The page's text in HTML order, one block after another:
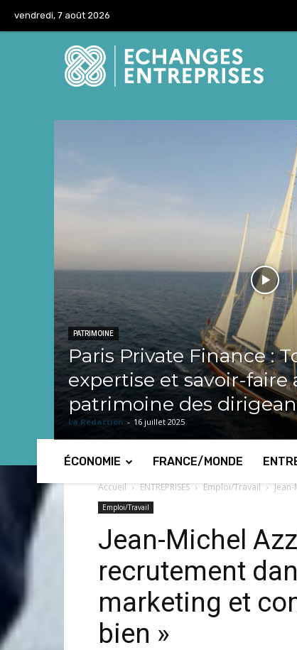
vendredi, 7 août 2026
PATRIMOINE
Paris Private Finance :
expertise et savoir-faire
patrimoine des
La Redaction - 16 juillet 2025
ÉCONOMIE FRANCE/MONDE
Accueil ENTREPRISES Emploi/Travail
Emploi/Travail
Jean-Michel
recrutement
marketing et
bien »